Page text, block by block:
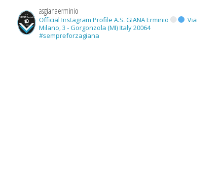
asgianaerminio
Official Instagram Profile A.S. GIANA Erminio
Via
Milano, 3 - Gorgonzola (MI) Italy 20064
#sempreforzagiana